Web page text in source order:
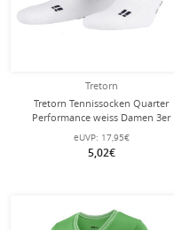
Tretorn
Tretorn Tennissocken Quarter
Performance weiss Damen 3er
eUVP: 17,95€
5,02€